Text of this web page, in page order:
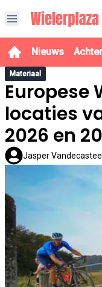
Nieuws
Materiaal
Europese
locaties
2026 en
Jasper